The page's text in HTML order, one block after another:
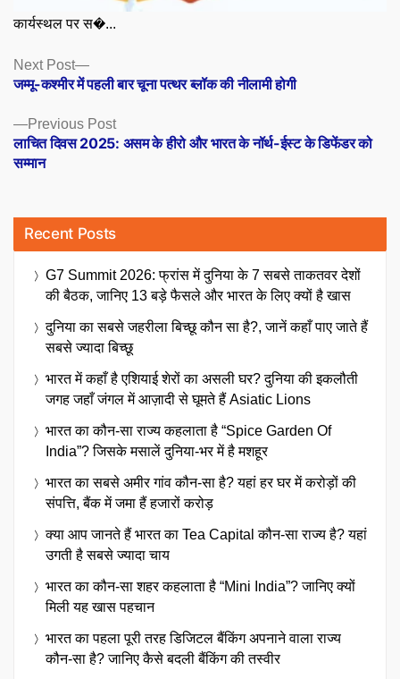
कार्यस्थल पर स�...
Posts
navigation
Previous PostPrevious
post:
लाचित दिवस 2025: असम के हीरो और भारत के नॉर्थ-ईस्ट के डिफेंडर को
सम्मान
Next Post
Next
post:
जम्मू-कश्मीर में पहली बार चूना पत्थर ब्लॉक की नीलामी होगी
Recent Posts
G7 Summit 2026: फ्रांस में दुनिया के 7 सबसे ताकतवर देशों
की बैठक, जानिए 13 बड़े फैसले और भारत के लिए क्यों है खास
दुनिया का सबसे जहरीला बिच्छू कौन सा है?, जानें कहाँ पाए जाते हैं
सबसे ज्यादा बिच्छू
भारत में कहाँ है एशियाई शेरों का असली घर? दुनिया की इकलौती
जगह जहाँ जंगल में आज़ादी से घूमते हैं Asiatic Lions
भारत का कौन-सा राज्य कहलाता है “Spice Garden Of
India”? जिसके मसालें दुनिया-भर में है मशहूर
भारत का सबसे अमीर गांव कौन-सा है? यहां हर घर में करोड़ों की
संपत्ति, बैंक में जमा हैं हजारों करोड़
क्या आप जानते हैं भारत का Tea Capital कौन-सा राज्य है? यहां
उगती है सबसे ज्यादा चाय
भारत का कौन-सा शहर कहलाता है “Mini India”? जानिए क्यों
मिली यह खास पहचान
भारत का पहला पूरी तरह डिजिटल बैंकिंग अपनाने वाला राज्य
कौन-सा है? जानिए कैसे बदली बैंकिंग की तस्वीर